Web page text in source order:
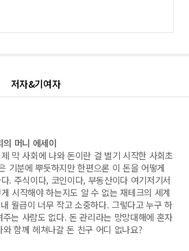
저자&기여자
의 머니 에세이
막 사회에 나와 돈이란 걸 벌기 시작한 사회초
기분에 뿌듯하지만 한편으론 이 돈을 어떻게
. 주식이다, 코인이다, 부동산이다 여기저기서
시작해야 하는지도 알 수 없는 재테크의 세계
월급이 너무 작고 소중하다. 그렇다고 누구 하
주는 사람도 없다. 돈 관리라는 망망대해에 혼자
함께 헤쳐나갈 돈 친구 어디 없나요?